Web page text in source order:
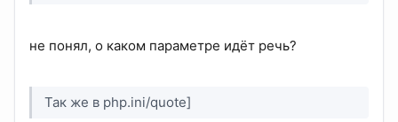
не понял, о каком параметре идёт речь?
Так же в php.ini/quote]